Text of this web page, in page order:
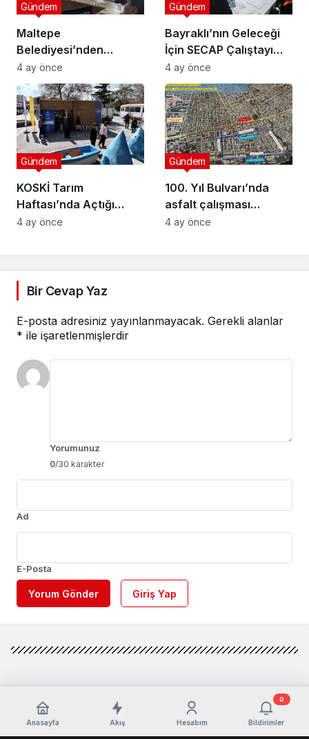
Maltepe
Belediyesi’nden
Muhtarlara Toplumsal
Cinsiyet Eşitliği
Semineri
Gündem
4 ay önce
Bayraklı’nın Geleceği
İçin SECAP Çalıştayı
Düzenlendi
Gündem
4 ay önce
KOSKİ Tarım
Haftası’nda Açtığı
Stantta Su Tasarrufu
Gündem
4 ay önce
100. Yıl Bulvarı’nda
asfalt çalışması
gerçekleştirilecek
Gündem
4 ay önce
Bir Cevap Yaz
E-posta adresiniz yayınlanmayacak. Gerekli alanlar
* ile işaretlenmişlerdir
Yorumunuz
0/30 karakter
Ad
E-Posta
Yorum Gönder Giriş Yap
Anasayfa Akış Hesabım Bildirimler
0